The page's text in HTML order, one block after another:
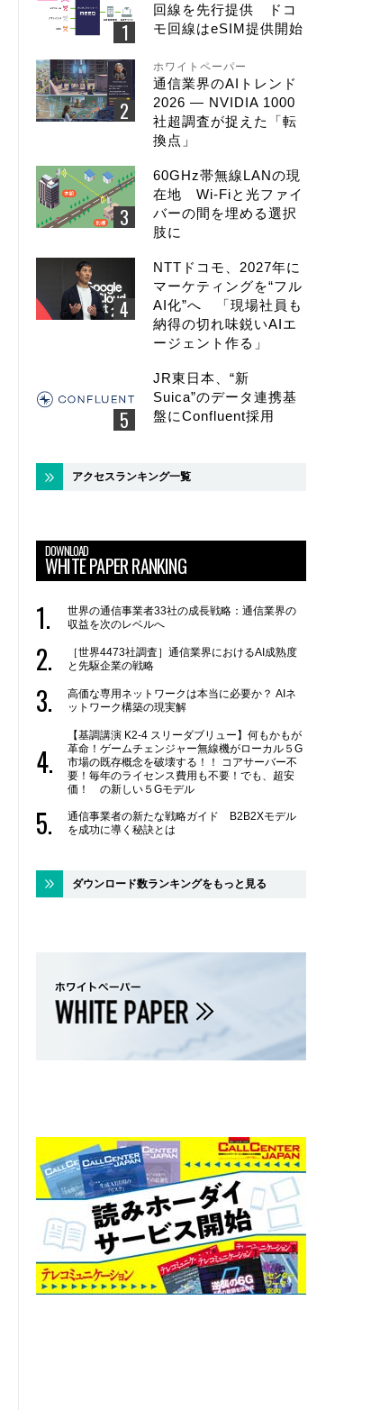
回線を先行提供 ドコ
モ回線はeSIM提供開始
ホワイトペーパー
通信業界のAIトレンド
2026 ― NVIDIA 1000
社超調査が捉えた「転
換点」
60GHz帯無線LANの現
在地 Wi-Fiと光ファイ
バーの間を埋める選択
肢に
NTTドコモ、2027年に
マーケティングを“フル
AI化”へ 「現場社員も
納得の切れ味鋭いAIエ
ージェント作る」
JR東日本、“新
Suica”のデータ連携基
盤にConfluent採用
アクセスランキング一覧
DOWNLOAD
WHITE PAPER RANKING
世界の通信事業者33社の成長戦略：通信業界の
収益を次のレベルへ
［世界4473社調査］通信業界におけるAI成熟度
と先駆企業の戦略
高価な専用ネットワークは本当に必要か？ AIネ
ットワーク構築の現実解
【基調講演 K2-4 スリーダブリュー】何もかもが
革命！ゲームチェンジャー無線機がローカル５G
市場の既存概念を破壊する！！ コアサーバー不
要！毎年のライセンス費用も不要！でも、超安
価！ の新しい５Gモデル
通信事業者の新たな戦略ガイド B2B2Xモデル
を成功に導く秘訣とは
ダウンロード数ランキングをもっと見る